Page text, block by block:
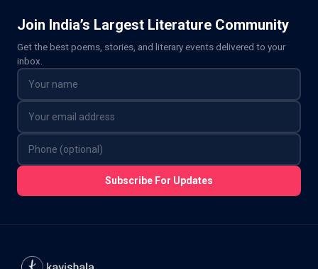
Join India’s Largest Literature Community
Get the best poems, stories, and literary events delivered to your
inbox.
Subscribe For Updates